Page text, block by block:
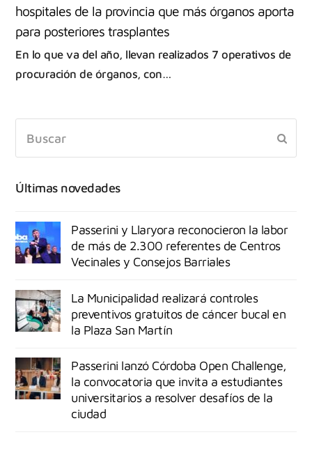
hospitales de la provincia que más órganos aporta
para posteriores trasplantes
En lo que va del año, llevan realizados 7 operativos de
procuración de órganos, con…
Últimas novedades
Passerini y Llaryora reconocieron la labor
de más de 2.300 referentes de Centros
Vecinales y Consejos Barriales
La Municipalidad realizará controles
preventivos gratuitos de cáncer bucal en
la Plaza San Martín
Passerini lanzó Córdoba Open Challenge,
la convocatoria que invita a estudiantes
universitarios a resolver desafíos de la
ciudad